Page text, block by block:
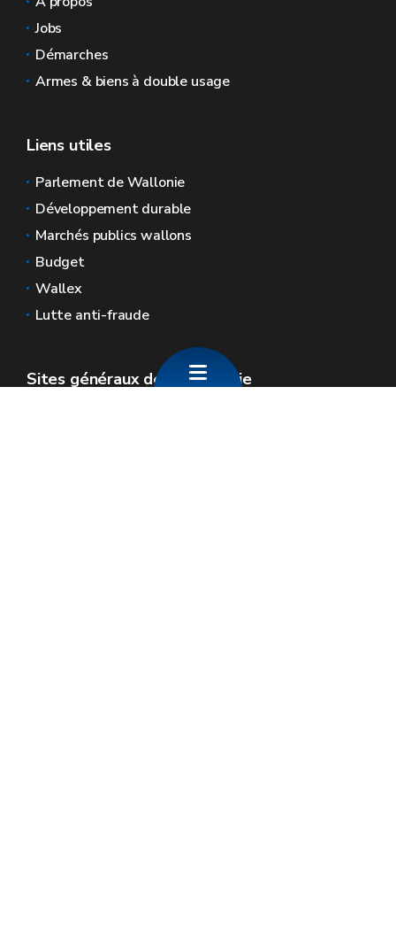
Jobs
Démarches
Armes & biens à double usage
Liens utiles
Parlement de Wallonie
Développement durable
Marchés publics wallons
Budget
Wallex
Lutte anti-fraude
Sites généraux de la Wallonie